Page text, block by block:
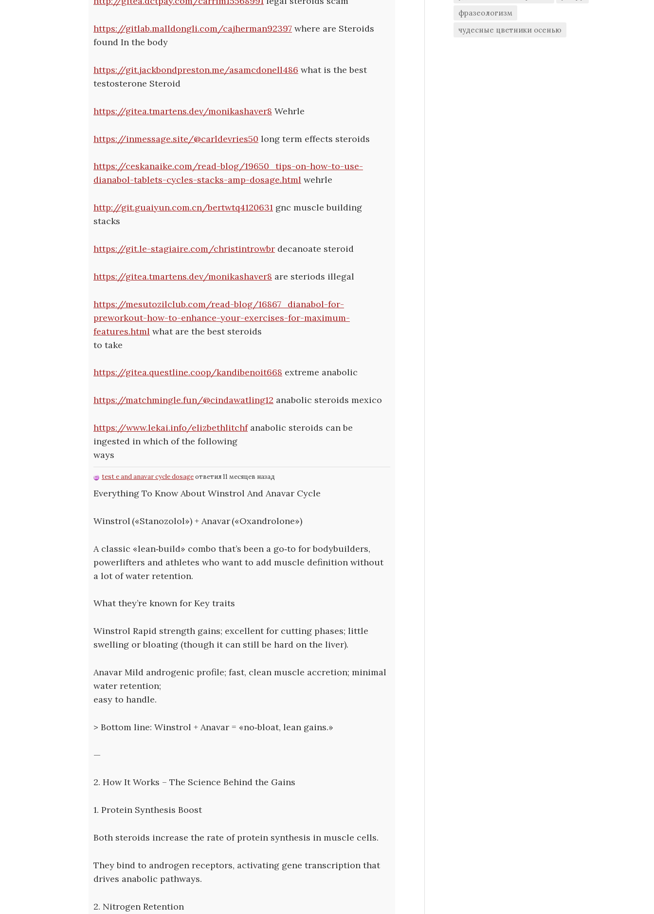
https://gitlab.malldongli.com/cajherman92397 where are Steroids
found In the body
https://git.jackbondpreston.me/asamcdonell486 what is the best
testosterone Steroid
https://gitea.tmartens.dev/monikashaver8 Wehrle
https://inmessage.site/@carldevries50 long term effects steroids
https://ceskanaike.com/read-blog/19650_tips-on-how-to-use-
dianabol-tablets-cycles-stacks-amp-dosage.html wehrle
http://git.guaiyun.com.cn/bertwtq4120631 gnc muscle building
stacks
https://git.le-stagiaire.com/christintrowbr decanoate steroid
https://gitea.tmartens.dev/monikashaver8 are steriods illegal
https://mesutozilclub.com/read-blog/16867_dianabol-for-
preworkout-how-to-enhance-your-exercises-for-maximum-
features.html what are the best steroids
to take
https://gitea.questline.coop/kandibenoit668 extreme anabolic
https://matchmingle.fun/@cindawatling12 anabolic steroids mexico
https://www.lekai.info/elizbethlitchfanabolic steroids can be
ingested in which of the following
ways
test e and anavar cycle dosageответил 11 месяцев назад
Everything To Know About Winstrol And Anavar Cycle
Winstrol («Stanozolol») + Anavar («Oxandrolone»)
A classic «lean‑build» combo that’s been a go‑to for bodybuilders,
powerlifters and athletes who want to add muscle definition without
a lot of water retention.
What they’re known for Key traits
Winstrol Rapid strength gains; excellent for cutting phases; little
swelling or bloating (though it can still be hard on the liver).
Anavar Mild androgenic profile; fast, clean muscle accretion; minimal
water retention;
easy to handle.
> Bottom line: Winstrol + Anavar = «no‑bloat, lean gains.»
—
2. How It Works – The Science Behind the Gains
1. Protein Synthesis Boost
Both steroids increase the rate of protein synthesis in muscle cells.
They bind to androgen receptors, activating gene transcription that
drives anabolic pathways.
2. Nitrogen Retention
фразеологизм
чудесные цветники осенью